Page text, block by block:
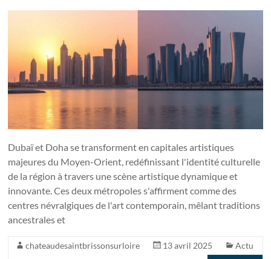
Dubaï et Doha se transforment en capitales artistiques
majeures du Moyen-Orient, redéfinissant l'identité culturelle
de la région à travers une scène artistique dynamique et
innovante. Ces deux métropoles s'affirment comme des
centres névralgiques de l'art contemporain, mêlant traditions
ancestrales et
chateaudesaintbrissonsurloire 13 avril 2025
Actu